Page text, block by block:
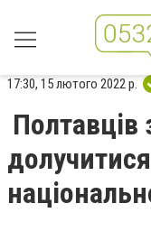
17:30, 15 лютого 2022 р.